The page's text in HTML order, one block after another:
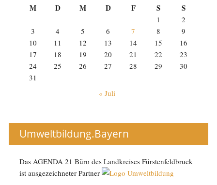
M D M D F S S
1
2
3
4 5 6 7 8
9
10
11 12 13 14 15
16
17
18 19 20 21 22
23
24
25 26 27 28 29
30
31
« Juli
Umweltbildung.Bayern
Das AGENDA 21 Büro des Landkreises Fürstenfeldbruck
ist ausgezeichneter Partner